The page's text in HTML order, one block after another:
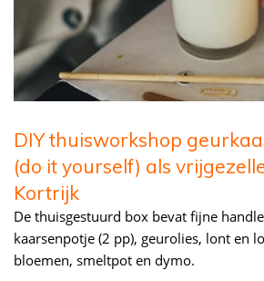
DIY thuisworkshop
(do it yourself) als
Kortrijk
De thuisgestuurd box bevat fijne
kaarsenpotje (2 pp), geurolies, lont en
bloemen, smeltpot en dymo.